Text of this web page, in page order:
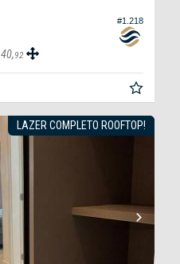
#1.218
40,92
LAZER COMPLETO ROOFTOP!